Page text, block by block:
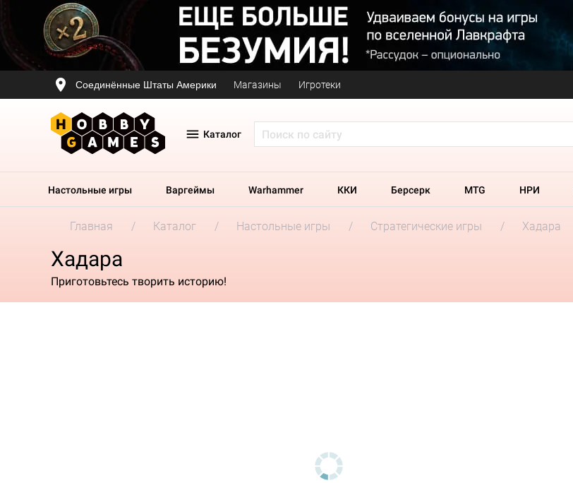
Соединённые Штаты Америки Магазины Игротеки
Каталог
Настольные игры Варгеймы Warhammer ККИ Берсерк MTG НРИ
Главная Каталог Настольные игры Стратегические игры Хадара
Хадара
Приготовьтесь творить историю!